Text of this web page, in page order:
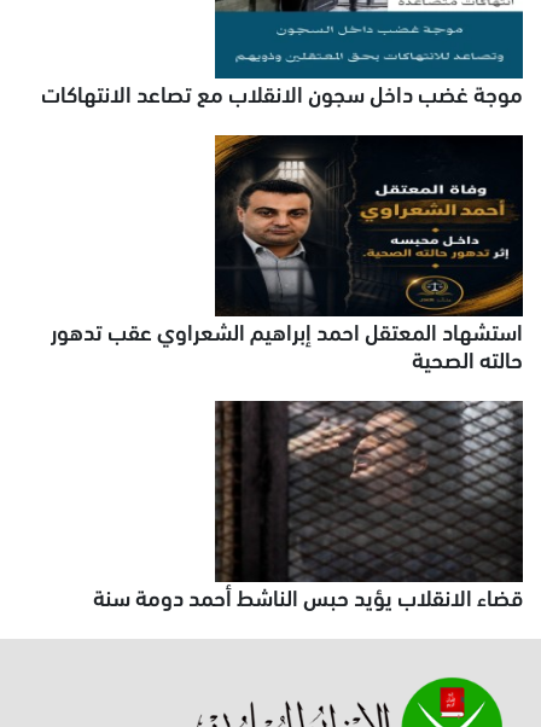
موجة غضب داخل سجون الانقلاب مع تصاعد الانتهاكات
استشهاد المعتقل احمد إبراهيم الشعراوي عقب تدهور
حالته الصحية
قضاء الانقلاب يؤيد حبس الناشط أحمد دومة سنة